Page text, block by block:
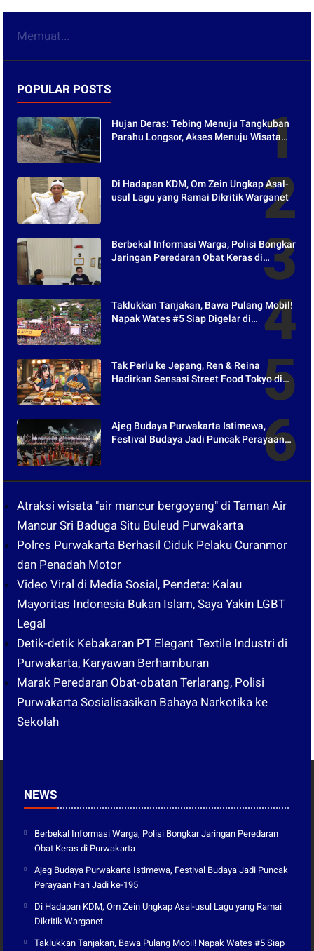
Memuat...
POPULAR POSTS
Hujan Deras: Tebing Menuju Tangkuban
Parahu Longsor, Akses Menuju Wisata
Di Hadapan KDM, Om Zein Ungkap Asal-
usul Lagu yang Ramai Dikritik Warganet
Berbekal Informasi Warga, Polisi Bongkar
Jaringan Peredaran Obat Keras di
Taklukkan Tanjakan, Bawa Pulang Mobil!
Napak Wates #5 Siap Digelar di
Tak Perlu ke Jepang, Ren & Reina
Hadirkan Sensasi Street Food Tokyo di
Ajeg Budaya Purwakarta Istimewa,
Festival Budaya Jadi Puncak Perayaan
Atraksi wisata "air mancur bergoyang" di Taman Air
Mancur Sri Baduga Situ Buleud Purwakarta
Polres Purwakarta Berhasil Ciduk Pelaku Curanmor
dan Penadah Motor
Video Viral di Media Sosial, Pendeta: Kalau
Mayoritas Indonesia Bukan Islam, Saya Yakin LGBT
Legal
Detik-detik Kebakaran PT Elegant Textile Industri di
Purwakarta, Karyawan Berhamburan
Marak Peredaran Obat-obatan Terlarang, Polisi
Purwakarta Sosialisasikan Bahaya Narkotika ke
Sekolah
NEWS
Berbekal Informasi Warga, Polisi Bongkar Jaringan Peredaran
Obat Keras di Purwakarta
Ajeg Budaya Purwakarta Istimewa, Festival Budaya Jadi Puncak
Perayaan Hari Jadi ke-195
Di Hadapan KDM, Om Zein Ungkap Asal-usul Lagu yang Ramai
Dikritik Warganet
Taklukkan Tanjakan, Bawa Pulang Mobil! Napak Wates #5 Siap